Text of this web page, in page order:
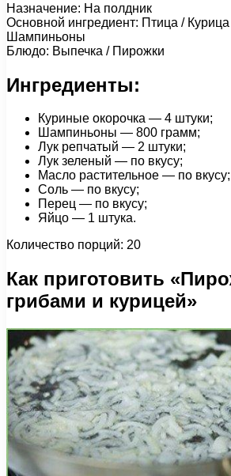
Назначение: На полдник
Основной ингредиент: Птица /
Шампиньоны
Блюдо: Выпечка / Пирожки
Ингредиенты:
Куриные окорочка — 4 штуки;
Шампиньоны — 800 грамм;
Лук репчатый — 2 штуки;
Лук зеленый — по вкусу;
Масло растительное — по вкусу;
Соль — по вкусу;
Перец — по вкусу;
Яйцо — 1 штука.
Количество порций: 20
Как приготовить
грибами и курицей»